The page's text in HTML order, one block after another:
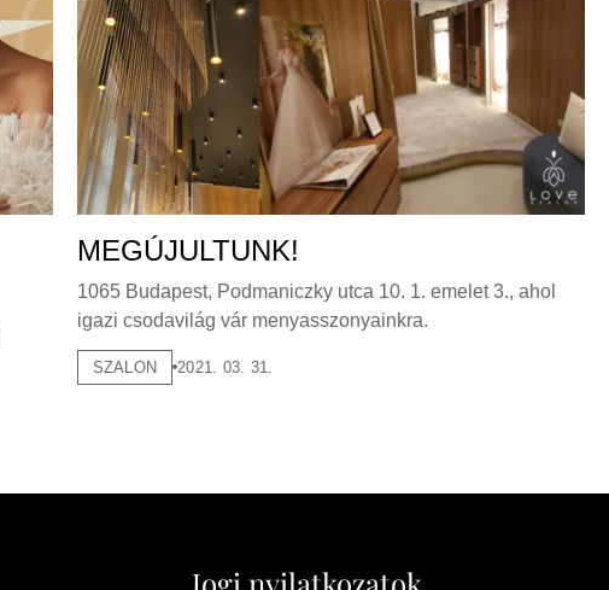
MEGÚJULTUNK!
1065 Budapest, Podmaniczky utca 10. 1. emelet 3., ahol
igazi csodavilág vár menyasszonyainkra.
SZALON 2021. 03. 31.